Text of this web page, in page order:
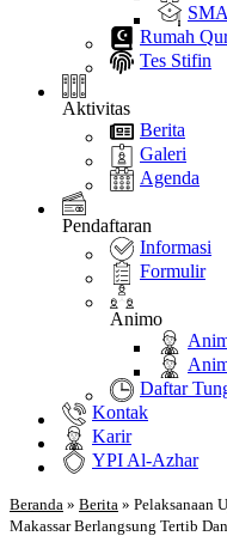
Rumah
Tes Stifin
Aktivitas
Berita
Galeri
Agenda
Pendaftaran
Informasi
Formulir
Animo
Daftar
Kontak
Karir
YPI Al-Azhar
Beranda » Berita » Pelaksanaan
Makassar Berlangsung Tertib